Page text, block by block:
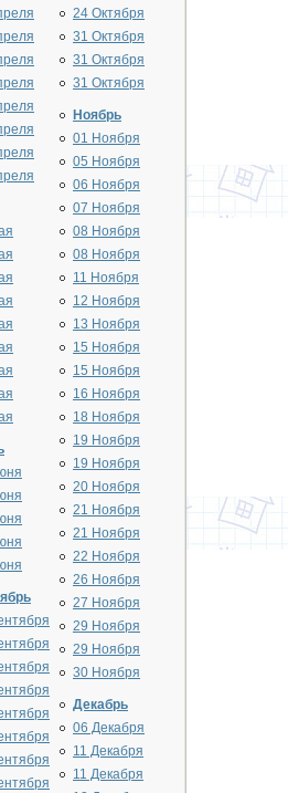
24 Октября
31 Октября
31 Октября
31 Октября
Ноябрь
01 Ноября
05 Ноября
06 Ноября
07 Ноября
08 Ноября
08 Ноября
11 Ноября
12 Ноября
13 Ноября
15 Ноября
15 Ноября
16 Ноября
18 Ноября
19 Ноября
19 Ноября
20 Ноября
21 Ноября
21 Ноября
22 Ноября
26 Ноября
27 Ноября
29 Ноября
29 Ноября
30 Ноября
Декабрь
06 Декабря
11 Декабря
11 Декабря